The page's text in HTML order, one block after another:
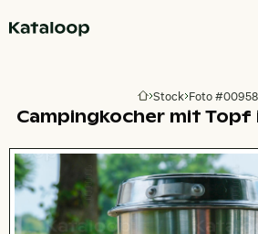
Zur Homepage
Stock Foto
Campingkocher mit